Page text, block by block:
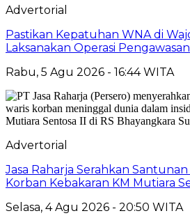
Advertorial
Pastikan Kepatuhan WNA di
Laksanakan Operasi Pengawasan
Rabu, 5 Agu 2026 - 16:44 WITA
Advertorial
Jasa Raharja Serahkan
Korban Kebakaran KM Mutiara
Selasa, 4 Agu 2026 - 20:50 WITA